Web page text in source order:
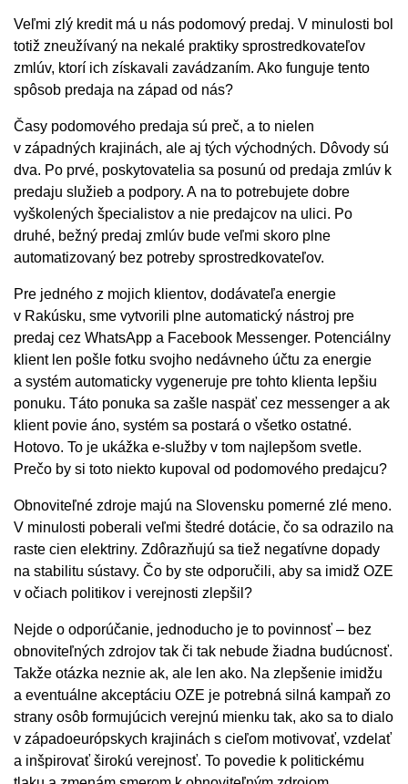
Veľmi zlý kredit má u nás podomový predaj. V minulosti bol
totiž zneužívaný na nekalé praktiky sprostredkovateľov
zmlúv, ktorí ich získavali zavádzaním. Ako funguje tento
spôsob predaja na západ od nás?
Časy podomového predaja sú preč, a to nielen
v západných krajinách, ale aj tých východných. Dôvody sú
dva. Po prvé, poskytovatelia sa posunú od predaja zmlúv k
predaju služieb a podpory. A na to potrebujete dobre
vyškolených špecialistov a nie predajcov na ulici. Po
druhé, bežný predaj zmlúv bude veľmi skoro plne
automatizovaný bez potreby sprostredkovateľov.
Pre jedného z mojich klientov, dodávateľa energie
v Rakúsku, sme vytvorili plne automatický nástroj pre
predaj cez WhatsApp a Facebook Messenger. Potenciálny
klient len pošle fotku svojho nedávneho účtu za energie
a systém automaticky vygeneruje pre tohto klienta lepšiu
ponuku. Táto ponuka sa zašle naspäť cez messenger a ak
klient povie áno, systém sa postará o všetko ostatné.
Hotovo. To je ukážka e-služby v tom najlepšom svetle.
Prečo by si toto niekto kupoval od podomového predajcu?
Obnoviteľné zdroje majú na Slovensku pomerné zlé meno.
V minulosti poberali veľmi štedré dotácie, čo sa odrazilo na
raste cien elektriny. Zdôrazňujú sa tiež negatívne dopady
na stabilitu sústavy. Čo by ste odporučili, aby sa imidž OZE
v očiach politikov i verejnosti zlepšil?
Nejde o odporúčanie, jednoducho je to povinnosť – bez
obnoviteľných zdrojov tak či tak nebude žiadna budúcnosť.
Takže otázka neznie ak, ale len ako. Na zlepšenie imidžu
a eventuálne akceptáciu OZE je potrebná silná kampaň zo
strany osôb formujúcich verejnú mienku tak, ako sa to dialo
v západoeurópskych krajinách s cieľom motivovať, vzdelať
a inšpirovať širokú verejnosť. To povedie k politickému